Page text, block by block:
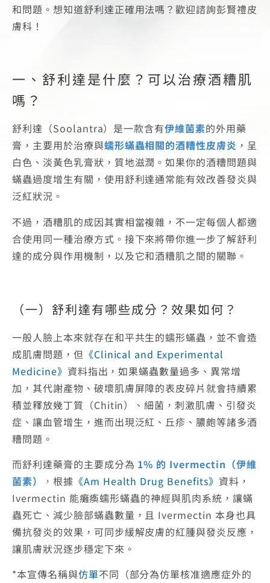
和問題。想知道舒利達正確用法嗎？歡迎諮詢彭賢禮皮
膚科 ！
一、 舒利達是什麼？可以治療酒糟肌
嗎？
舒利達（Soolantra）是一款含有伊維菌素的外用藥
膏，主要用於治療與蠕形蟎蟲相關的酒糟性皮膚炎 ，呈
白色、淡黃色乳膏狀，質地滋潤。如果你的酒糟問題與
蟎蟲過度增生有關，使用舒利達通常能有效改善發炎與
泛紅狀況。
不過，酒糟肌的成因其實相當複雜，不一定每個人都適
合使用同一種治療方式。接下來將帶你進一步了解舒利
達的成分與作用機制，以及它和酒糟肌之間的關聯。
（一）舒利達有哪些成分？效果如何？
一般人臉上本來就存在和平共生的蠕形蟎蟲，並不會造
成肌膚問題，但 《Clinical and Experimental
Medicine》 資料指出，如果蟎蟲數量過多、異常增
加，其代謝產物、破壞肌膚屏障的表皮碎片就會持續累
積並釋放幾丁質（Chitin）、細菌，刺激肌膚、引發炎
症、讓血管增生，進而出現泛紅、丘疹、膿皰等諸多酒
糟問題。
而舒利達藥膏的主要成分為 1% 的 Ivermectin（伊維
菌素）
， 根據 《Am Health Drug Benefits》 資料，
Ivermectin 能癱瘓蠕形蟎蟲的神經與肌肉系統，讓蟎
蟲死亡、減少臉部蟎蟲數量，且 Ivermectin 本身也具
備抗發炎的效果，可同步緩解皮膚的紅腫與發炎反應，
讓肌膚狀況逐步穩定下來。
*本宣傳名稱與仿單不同（部分為仿單核准適應症外的